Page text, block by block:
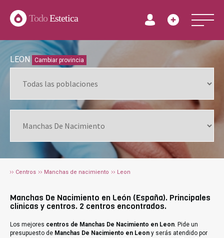
TodoEstetica
LEON Cambiar provincia
Centros Manchas de nacimiento Leon
Manchas De Nacimiento en León (España). Principales
clínicas y centros. 2 centros encontrados.
Los mejores centros de Manchas De Nacimiento en Leon. Pide un
presupuesto de Manchas De Nacimiento en Leon y serás atendido por